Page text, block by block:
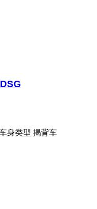
身类型 揭背车